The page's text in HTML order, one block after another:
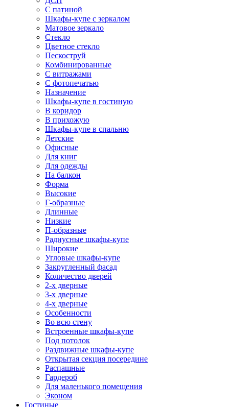
С патиной
Шкафы-купе с зеркалом
Матовое зеркало
Стекло
Цветное стекло
Пескоструй
Комбинированные
С витражами
С фотопечатью
Назначение
Шкафы-купе в гостиную
В коридор
В прихожую
Шкафы-купе в спальню
Детские
Офисные
Для книг
Для одежды
На балкон
Форма
Высокие
Г-образные
Длинные
Низкие
П-образные
Радиусные шкафы-купе
Широкие
Угловые шкафы-купе
Закругленный фасад
Количество дверей
2-х дверные
3-х дверные
4-х дверные
Особенности
Во всю стену
Встроенные шкафы-купе
Под потолок
Раздвижные шкафы-купе
Открытая секция посередине
Распашные
Гардероб
Для маленького помещения
Эконом
Гостиные